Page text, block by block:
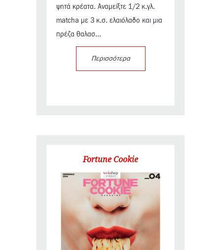
ψητά κρέατα. Αναμείξτε 1/2 κ.γλ.
matcha με 3 κ.σ. ελαιόλαδο και μια
πρέζα θαλασ...
Περισσότερα
Fortune Cookie